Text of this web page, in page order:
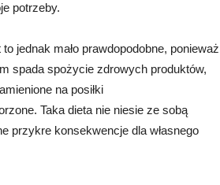
potrzeby.
jednak mało prawdopodobne, ponieważ
spada spożycie zdrowych produktów,
na posiłki
Taka dieta nie niesie ze sobą
przykre konsekwencje dla własnego